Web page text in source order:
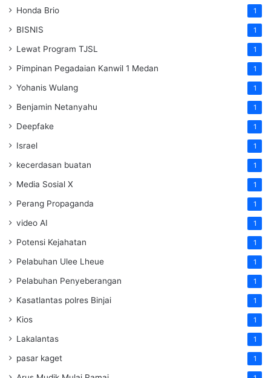
Honda Brio 1
BISNIS 1
Lewat Program TJSL 1
Pimpinan Pegadaian Kanwil 1 Medan 1
Yohanis Wulang 1
Benjamin Netanyahu 1
Deepfake 1
Israel 1
kecerdasan buatan 1
Media Sosial X 1
Perang Propaganda 1
video AI 1
Potensi Kejahatan 1
Pelabuhan Ulee Lheue 1
Pelabuhan Penyeberangan 1
Kasatlantas polres Binjai 1
Kios 1
Lakalantas 1
pasar kaget 1